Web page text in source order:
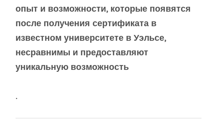
опыт и возможности, которые появятся
после получения сертификата в
известном университете в Уэльсе,
несравнимы и предоставляют
уникальную возможность
.